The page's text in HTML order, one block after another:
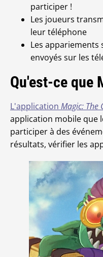
participer !
Les joueurs
leur téléphone
Les
envoyés sur les
Qu'est-ce que
L'application Magic: The
application mobile que
participer à des
résultats, vérifier les